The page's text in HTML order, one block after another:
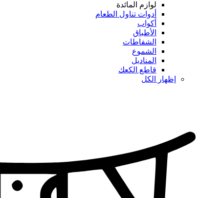
لوازم المائدة
أدوات تناول الطعام
أكواب
الأطباق
الشفاطات
الشموع
المناديل
قاطع الكعك
إظهار الكل